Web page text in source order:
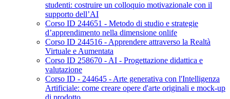
studenti: costruire un colloquio motivazionale con il
supporto dell’AI
Corso ID 244651 - Metodo di studio e strategie
d’apprendimento nella dimensione onlife
Corso ID 244516 - Apprendere attraverso la Realtà
Virtuale e Aumentata
Corso ID 258670 - AI - Progettazione didattica e
valutazione
Corso ID - 244645 - Arte generativa con l'Intelligenza
Artificiale: come creare opere d'arte originali e mock-up